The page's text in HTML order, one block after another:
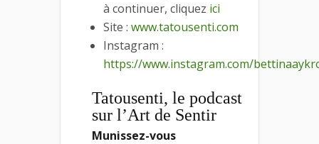
à continuer, cliquez ici
Site : www.tatousenti.com
Instagram :
https://www.instagram.com/
Tatousenti, le podcast
sur l’Art de Sentir
Munissez-vous